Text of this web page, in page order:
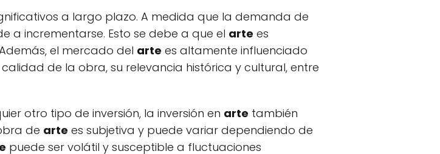
a largo plazo. A medida que la demanda de
a incrementarse. Esto se debe a que el arte es
el mercado del arte es altamente influenciado
de la obra, su relevancia histórica y cultural, entre
otro tipo de inversión, la inversión en arte también
de arte es subjetiva y puede variar dependiendo de
puede ser volátil y susceptible a fluctuaciones